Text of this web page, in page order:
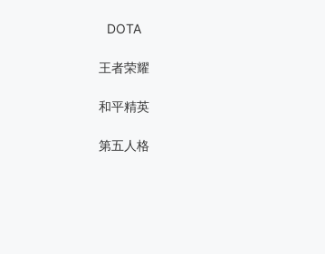
DOTA
王者荣耀
和平精英
第五人格